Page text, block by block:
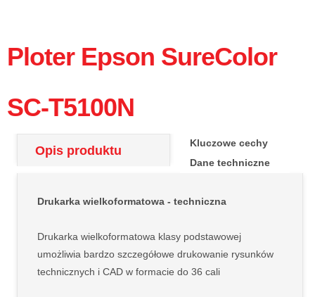
Ploter Epson SureColor
SC-T5100N
Opis produktu
Kluczowe cechy
Dane techniczne
Drukarka wielkoformatowa - techniczna
Drukarka wielkoformatowa klasy podstawowej
umożliwia bardzo szczegółowe drukowanie rysunków
technicznych i CAD w formacie do 36 cali